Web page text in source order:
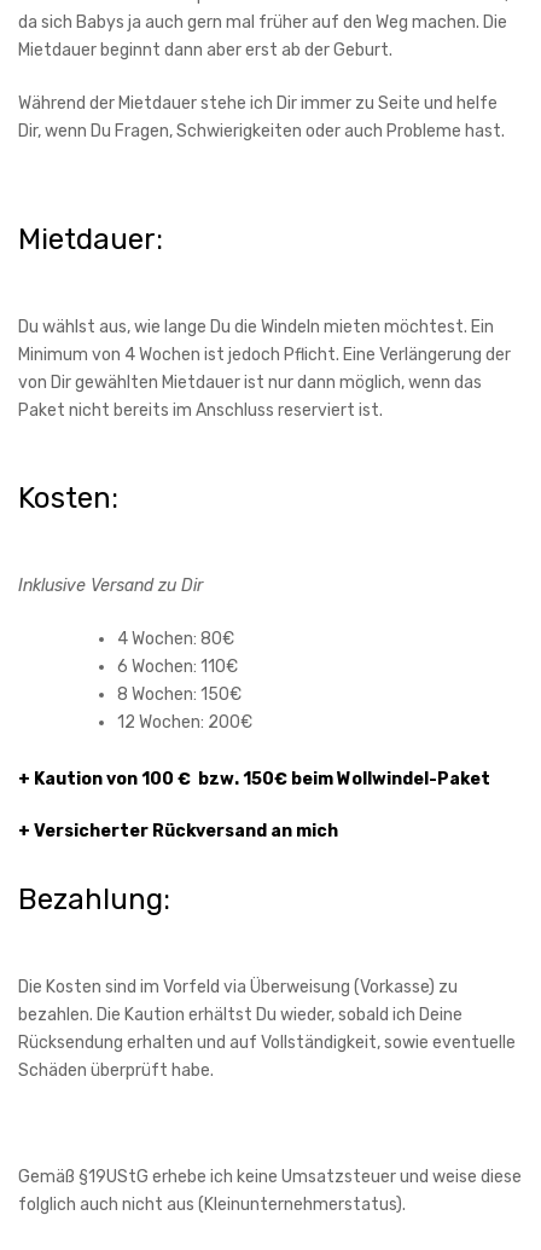
da sich Babys ja auch gern mal früher auf den Weg machen. Die
Mietdauer beginnt dann aber erst ab der Geburt.
Während der Mietdauer stehe ich Dir immer zu Seite und helfe
Dir, wenn Du Fragen, Schwierigkeiten oder auch Probleme hast.
Mietdauer:
Du wählst aus, wie lange Du die Windeln mieten möchtest. Ein
Minimum von 4 Wochen ist jedoch Pflicht. Eine Verlängerung der
von Dir gewählten Mietdauer ist nur dann möglich, wenn das
Paket nicht bereits im Anschluss reserviert ist.
Kosten:
Inklusive Versand zu Dir
4 Wochen: 80€
6 Wochen: 110€
8 Wochen: 150€
12 Wochen: 200€
+ Kaution von 100 € bzw. 150€ beim Wollwindel-Paket
+ Versicherter Rückversand an mich
Bezahlung:
Die Kosten sind im Vorfeld via Überweisung (Vorkasse) zu
bezahlen. Die Kaution erhältst Du wieder, sobald ich Deine
Rücksendung erhalten und auf Vollständigkeit, sowie eventuelle
Schäden überprüft habe.
Gemäß §19UStG erhebe ich keine Umsatzsteuer und weise diese
folglich auch nicht aus (Kleinunternehmerstatus).